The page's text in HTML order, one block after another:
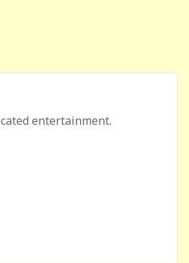
entertainment.